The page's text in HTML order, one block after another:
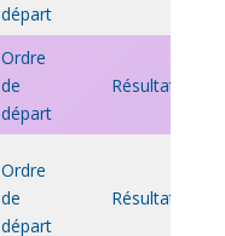
départ
Ordre
de
départ
Résultats
Ordre
de
départ
Résultats